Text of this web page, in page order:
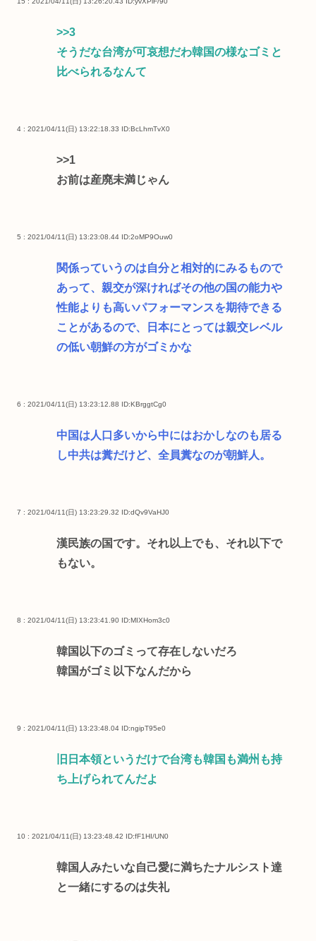
>>3
そうだな台湾が可哀想だわ韓国の様なゴミと
比べられるなんて
4 : 2021/04/11(日) 13:22:18.33 ID:BcLhmTvX0
>>1
お前は産廃未満じゃん
5 : 2021/04/11(日) 13:23:08.44 ID:2oMP9Ouw0
関係っていうのは自分と相対的にみるもので
あって、親交が深ければその他の国の能力や
性能よりも高いパフォーマンスを期待できる
ことがあるので、日本にとっては親交レベル
の低い朝鮮の方がゴミかな
6 : 2021/04/11(日) 13:23:12.88 ID:KBrggtCg0
中国は人口多いから中にはおかしなのも居る
し中共は糞だけど、全員糞なのが朝鮮人。
7 : 2021/04/11(日) 13:23:29.32 ID:dQv9VaHJ0
漢民族の国です。それ以上でも、それ以下で
もない。
8 : 2021/04/11(日) 13:23:41.90 ID:MIXHom3c0
韓国以下のゴミって存在しないだろ
韓国がゴミ以下なんだから
9 : 2021/04/11(日) 13:23:48.04 ID:ngipT95e0
旧日本領というだけで台湾も韓国も満州も持
ち上げられてんだよ
10 : 2021/04/11(日) 13:23:48.42 ID:fF1HI/UN0
韓国人みたいな自己愛に満ちたナルシスト達
と一緒にするのは失礼